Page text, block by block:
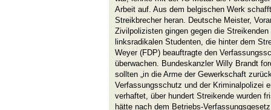
Arbeit auf. Aus dem belgischen Werk
Streikbrecher heran. Deutsche Meister,
Zivilpolizisten gingen gegen die
linksradikalen Studenten, die hinter dem
Weyer (FDP) beauftragte den
überwachen. Bundeskanzler Willy Brandt
sollten „in die Arme der Gewerkschaft
Verfassungsschutz und der Kriminalpolizei
verhaftet, über hundert Streikende wurden
hätte nach dem Betriebs-